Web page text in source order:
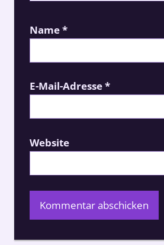
Name*
E-Mail-Adresse*
Website